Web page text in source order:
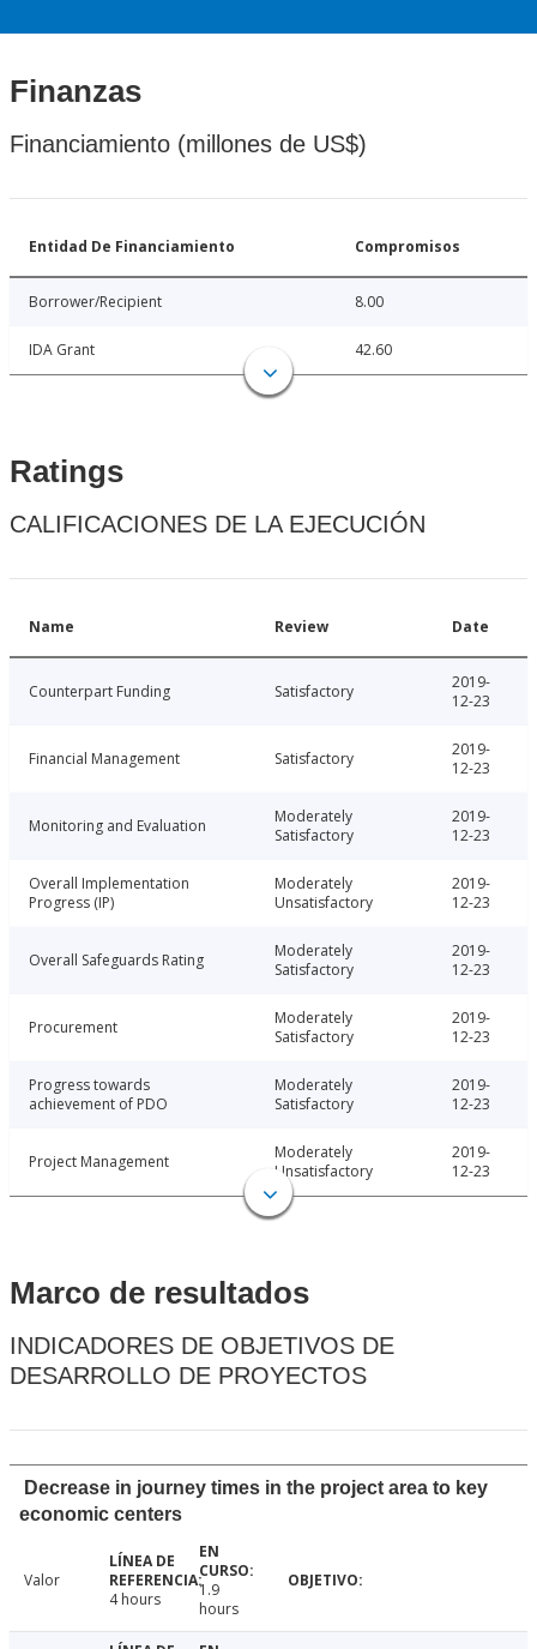
Finanzas
Financiamiento (millones de US$)
Entidad De Financiamiento Compromisos
Borrower/Recipient 8.00
IDA Grant 42.60
Ratings
CALIFICACIONES DE LA EJECUCIÓN
Name Review Date
Counterpart Funding Satisfactory
2019-
12-23
Financial Management Satisfactory
2019-
12-23
Monitoring and Evaluation
Moderately
Satisfactory
2019-
12-23
Overall Implementation
Progress (IP)
Moderately
Unsatisfactory
2019-
12-23
Overall Safeguards Rating
Moderately
Satisfactory
2019-
12-23
Procurement
Moderately
Satisfactory
2019-
12-23
Progress towards
achievement of PDO
Moderately
Satisfactory
2019-
12-23
Project Management
Moderately
Unsatisfactory
2019-
12-23
Marco de resultados
INDICADORES DE OBJETIVOS DE
DESARROLLO DE PROYECTOS
Decrease in journey times in the project area to key
economic centers
Valor
4 hours
1.9
hours